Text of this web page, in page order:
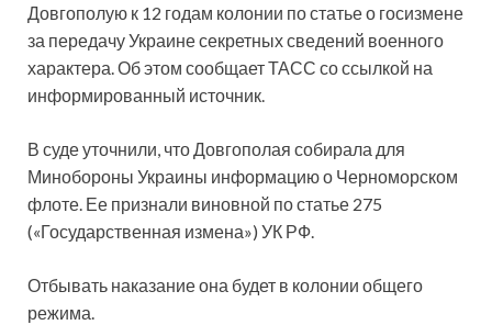
Довгополую к 12 годам колонии по статье о госизмене
за передачу Украине секретных сведений военного
характера. Об этом сообщает ТАСС со ссылкой на
информированный источник.
В суде уточнили, что Довгополая собирала для
Минобороны Украины информацию о Черноморском
флоте. Ее признали виновной по статье 275
(«Государственная измена») УК РФ.
Отбывать наказание она будет в колонии общего
режима.